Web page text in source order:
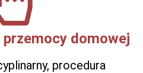
przemocy domowej
procedura